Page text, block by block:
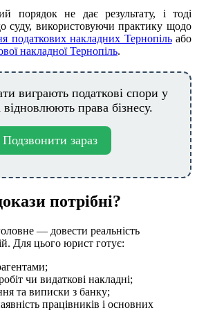
порядок не дає результату, і тоді
суду, використовуючи практику щодо
податкових накладних Тернопільабо
накладної Тернопіль.
виграють податкові спори у
відновлюють права бізнесу.
зараз
потрібні?
— довести реальність
Для цього юрист готує:
чи видаткові накладні;
та виписки з банку;
працівників і основних